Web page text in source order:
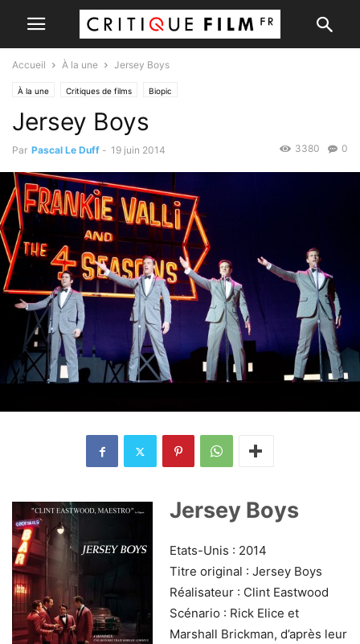
Accueil À la une Jersey Boys
À la une Critiques de films Biopic
Jersey Boys
Par Pascal Le Duff - 19 juin 2014 0
3380
Jersey Boys
Etats-Unis : 2014
Titre original : Jersey Boys
Réalisateur : Clint Eastwood
Scénario : Rick Elice et
Marshall Brickman, d’après leur